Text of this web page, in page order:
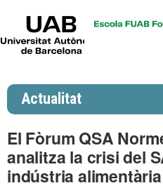
Actualitat
El Fòrum QSA
analitza la crisi del
indústria alimentària